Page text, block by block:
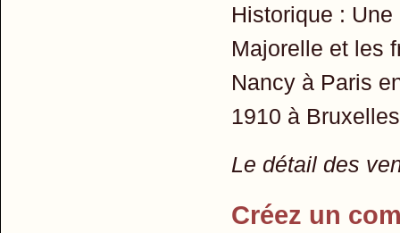
Historique :
Majorelle et les
Nancy à Paris
1910 à
Le détail des
Créez un